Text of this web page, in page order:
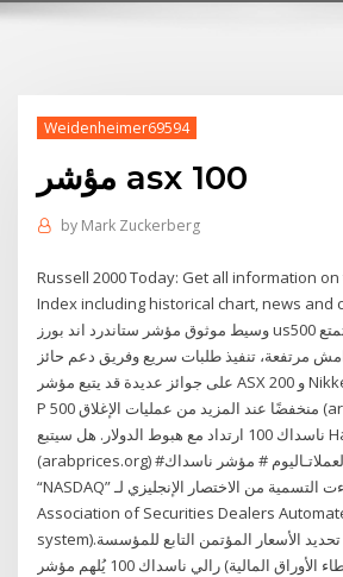
Weidenheimer69594
مؤشر asx 100
by Mark Zuckerberg
Russell 2000 Today: Get all information
Index including historical chart, news and
وسيط موثوق مؤشر ستاندرد اند بورز us500 للشركات الأمريكية. تمتع
مرتفعة، تنفيذ طلبات سريع وفريق دعم حائز
على جوائز عديدة قد يتبع مؤشر ASX 200 و Nikkei 225 مؤشر S & amp؛
P 500 منخفضًا عند المزيد من عمليات الإغلاق (arabprices.org) # مؤشر
ناسداك 100 ارتداد مع هبوط الدولار. هل سيتبع Hang Seng ، ASX 200؟
(arabprices.org) #اسعارـالعملاتـاليوم # مؤشر ناسداك NASDAQ 100
“NASDAQ” ناسداك جاءت التسمية من الاختصار الإنجليزي لـ (National
Association of Securities Dealers
system).وبالعربية تعني: (نظام تحديد الأسعار المؤتمن التابع للمؤسسة
القومية لوسطاء الأوراق المالية) رالي ناسداك 100 يُلهم مؤشر Hang